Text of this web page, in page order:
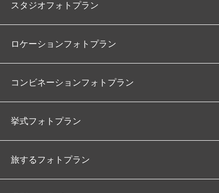
スタジオフォトプラン
ロケーションフォトプラン
コンビネーションフォトプラン
挙式フォトプラン
旅するフォトプラン